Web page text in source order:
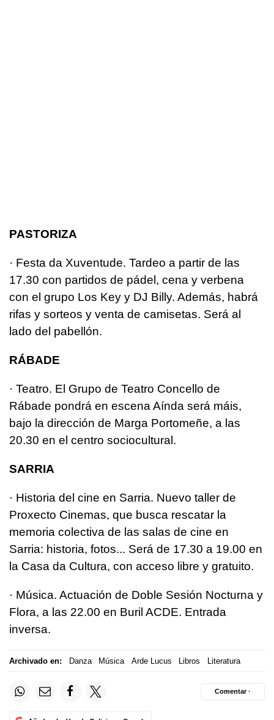
PASTORIZA
· Festa da Xuventude. Tardeo a partir de las
17.30 con partidos de pádel, cena y verbena
con el grupo Los Key y DJ Billy. Además, habrá
rifas y sorteos y venta de camisetas. Será al
lado del pabellón.
RÁBADE
· Teatro. El Grupo de Teatro Concello de
Rábade pondrá en escena Aínda será máis,
bajo la dirección de Marga Portomeñe, a las
20.30 en el centro sociocultural.
SARRIA
· Historia del cine en Sarria. Nuevo taller de
Proxecto Cinemas, que busca rescatar la
memoria colectiva de las salas de cine en
Sarria: historia, fotos... Será de 17.30 a 19.00 en
la Casa da Cultura, con acceso libre y gratuito.
· Música. Actuación de Doble Sesión Nocturna y
Flora, a las 22.00 en Buril ACDE. Entrada
inversa.
Archivado en: Danza Música Arde Lucus Libros Literatura
Comentar ·